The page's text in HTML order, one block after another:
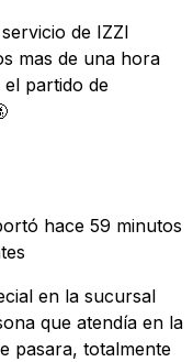
de IZZI
mas de una hora
el partido de
hace 59 minutos
en la sucursal
que atendía en la
pasara, totalmente